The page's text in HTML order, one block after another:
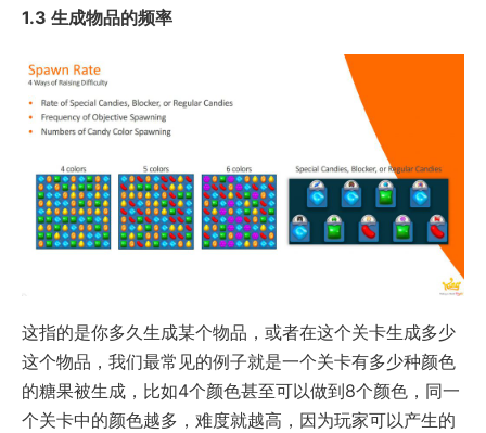
1.3 生成物品的频率
这指的是你多久生成某个物品，或者在这个关卡生成多少
这个物品，我们最常见的例子就是一个关卡有多少种颜色
的糖果被生成，比如4个颜色甚至可以做到8个颜色，同一
个关卡中的颜色越多，难度就越高，因为玩家可以产生的